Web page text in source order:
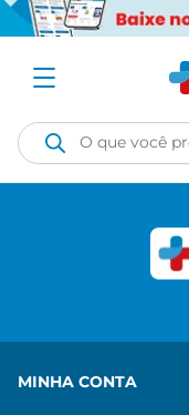
O que você procura?
MINHA CONTA